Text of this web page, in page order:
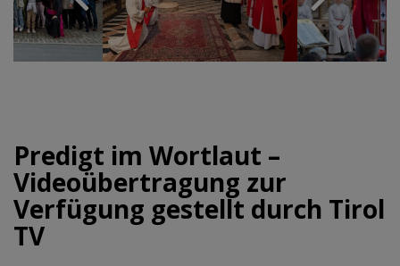
Predigt im Wortlaut –
Videoübertragung zur
Verfügung gestellt durch Tirol
TV